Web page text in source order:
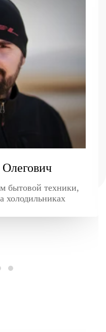
бытовой техники,
холодильниках